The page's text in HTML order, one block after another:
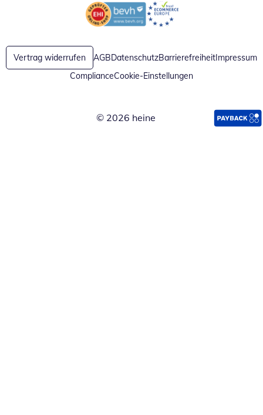
Öffnet in neuem FensterÖffnet in neuem Fenster
Vertrag widerrufen AGBDatenschutzBarrierefreiheitImpressum
ComplianceCookie-Einstellungen
© 2026 heine